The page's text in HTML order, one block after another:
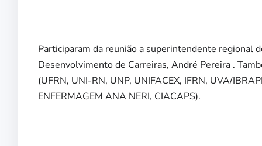
Participaram da reunião a superintendente regional
Desenvolvimento de Carreiras, André Pereira .
(UFRN, UNI-RN, UNP, UNIFACEX, IFRN, UVA/
ENFERMAGEM ANA NERI, CIACAPS).